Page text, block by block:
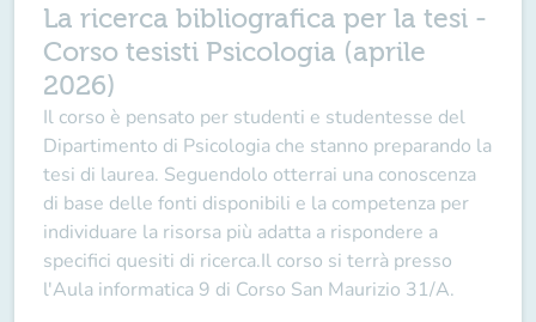
La ricerca bibliografica per la tesi -
Corso tesisti Psicologia (aprile
2026)
Il corso è pensato per studenti e studentesse del
Dipartimento di Psicologia che stanno preparando la
tesi di laurea. Seguendolo otterrai una conoscenza
di base delle fonti disponibili e la competenza per
individuare la risorsa più adatta a rispondere a
specifici quesiti di ricerca.Il corso si terrà presso
l'Aula informatica 9 di Corso San Maurizio 31/A.